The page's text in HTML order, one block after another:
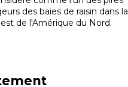
des baies de raisin dans la
de l'Amérique du Nord.